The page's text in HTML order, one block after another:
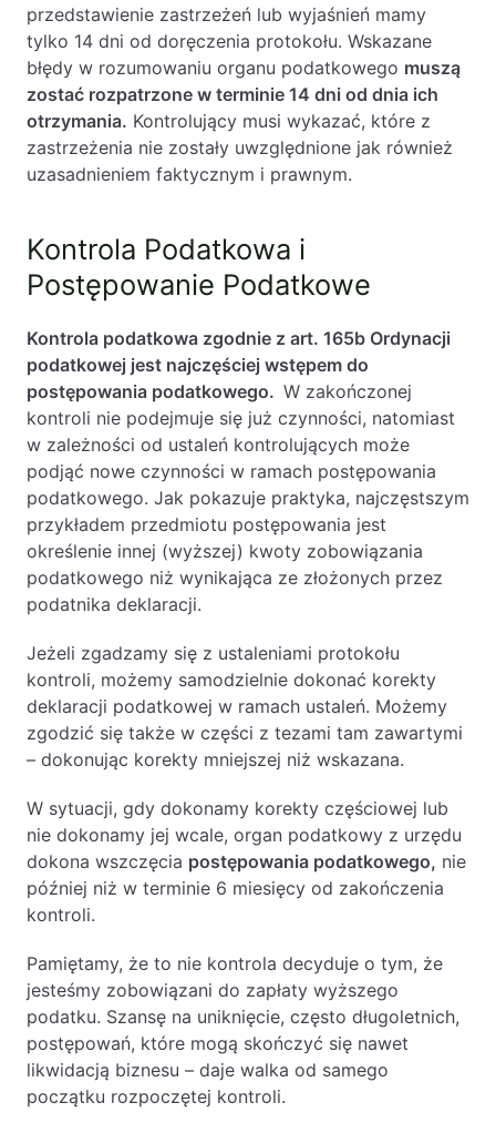
przedstawienie zastrzeżeń lub wyjaśnień mamy
tylko 14 dni od doręczenia protokołu. Wskazane
błędy w rozumowaniu organu podatkowego muszą
zostać rozpatrzone w terminie 14 dni od dnia ich
otrzymania. Kontrolujący musi wykazać, które z
zastrzeżenia nie zostały uwzględnione jak również
uzasadnieniem faktycznym i prawnym.
Kontrola Podatkowa i
Postępowanie Podatkowe
Kontrola podatkowa zgodnie z art. 165b Ordynacji
podatkowej jest najczęściej wstępem do
postępowania podatkowego. W zakończonej
kontroli nie podejmuje się już czynności, natomiast
w zależności od ustaleń kontrolujących może
podjąć nowe czynności w ramach postępowania
podatkowego. Jak pokazuje praktyka, najczęstszym
przykładem przedmiotu postępowania jest
określenie innej (wyższej) kwoty zobowiązania
podatkowego niż wynikająca ze złożonych przez
podatnika deklaracji.
Jeżeli zgadzamy się z ustaleniami protokołu
kontroli, możemy samodzielnie dokonać korekty
deklaracji podatkowej w ramach ustaleń. Możemy
zgodzić się także w części z tezami tam zawartymi
– dokonując korekty mniejszej niż wskazana.
W sytuacji, gdy dokonamy korekty częściowej lub
nie dokonamy jej wcale, organ podatkowy z urzędu
dokona wszczęcia postępowania podatkowego, nie
później niż w terminie 6 miesięcy od zakończenia
kontroli.
Pamiętamy, że to nie kontrola decyduje o tym, że
jesteśmy zobowiązani do zapłaty wyższego
podatku. Szansę na uniknięcie, często długoletnich,
postępowań, które mogą skończyć się nawet
likwidacją biznesu – daje walka od samego
początku rozpoczętej kontroli.